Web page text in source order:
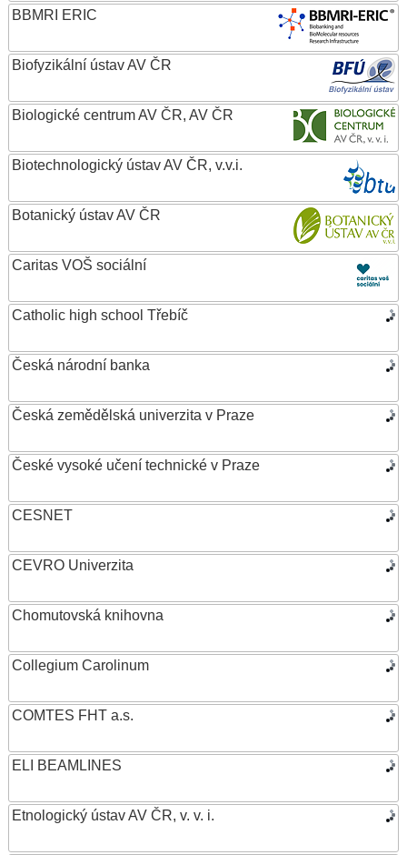
BBMRI ERIC
Biofyzikální ústav AV ČR
Biologické centrum AV ČR, AV ČR
Biotechnologický ústav AV ČR, v.v.i.
Botanický ústav AV ČR
Caritas VOŠ sociální
Catholic high school Třebíč
Česká národní banka
Česká zemědělská univerzita v Praze
České vysoké učení technické v Praze
CESNET
CEVRO Univerzita
Chomutovská knihovna
Collegium Carolinum
COMTES FHT a.s.
ELI BEAMLINES
Etnologický ústav AV ČR, v. v. i.